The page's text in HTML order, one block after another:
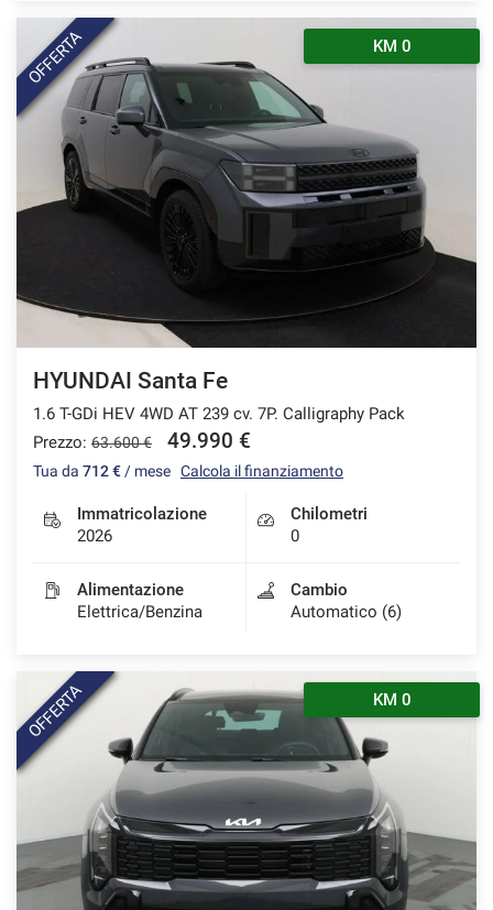
OFFERTA KM 0
HYUNDAI Santa Fe
1.6 T-GDi HEV 4WD AT 239 cv. 7P. Calligraphy Pack
Prezzo: 63.600 € 49.990 €
Tua da 712 € / mese Calcola il finanziamento
Immatricolazione
2026
Chilometri
0
Alimentazione
Elettrica/Benzina
Cambio
Automatico (6)
OFFERTA KM 0